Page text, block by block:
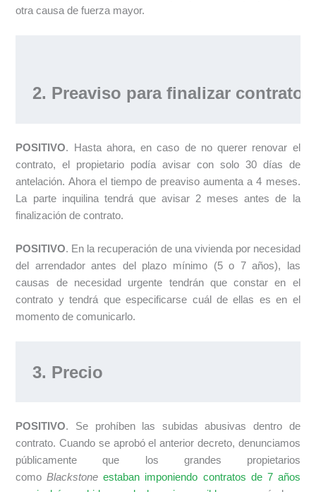
otra causa de fuerza mayor.
2. Preaviso para finalizar contrato
POSITIVO. Hasta ahora, en caso de no querer renovar el
contrato, el propietario podía avisar con solo 30 días de
antelación. Ahora el tiempo de preaviso aumenta a 4 meses.
La parte inquilina tendrá que avisar 2 meses antes de la
finalización de contrato.
POSITIVO. En la recuperación de una vivienda por necesidad
del arrendador antes del plazo mínimo (5 o 7 años), las
causas de necesidad urgente tendrán que constar en el
contrato y tendrá que especificarse cuál de ellas es en el
momento de comunicarlo.
3. Precio
POSITIVO. Se prohíben las subidas abusivas dentro de
contrato. Cuando se aprobó el anterior decreto, denunciamos
públicamente que los grandes propietarios
comoBlackstone estaban imponiendo contratos de 7 años